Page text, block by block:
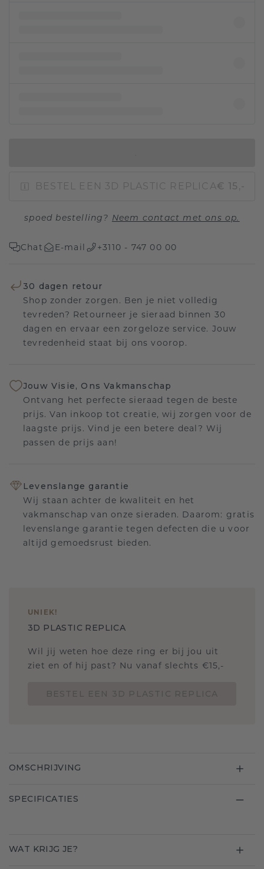
BESTEL EEN 3D PLASTIC REPLICA€ 15,-
spoed bestelling? Neem contact met ons op.
Chat E-mail +3110 - 747 00 00
30 dagen retour
Shop zonder zorgen. Ben je niet volledig
tevreden? Retourneer je sieraad binnen 30
dagen en ervaar een zorgeloze service. Jouw
tevredenheid staat bij ons voorop.
Jouw Visie, Ons Vakmanschap
Ontvang het perfecte sieraad tegen de beste
prijs. Van inkoop tot creatie, wij zorgen voor de
laagste prijs. Vind je een betere deal? Wij
passen de prijs aan!
Levenslange garantie
Wij staan achter de kwaliteit en het
vakmanschap van onze sieraden. Daarom: gratis
levenslange garantie tegen defecten die u voor
altijd gemoedsrust bieden.
UNIEK!
3D PLASTIC REPLICA
Wil jij weten hoe deze ring er bij jou uit
ziet en of hij past? Nu vanaf slechts €15,-
OMSCHRIJVING
SPECIFICATIES
WAT KRIJG JE?